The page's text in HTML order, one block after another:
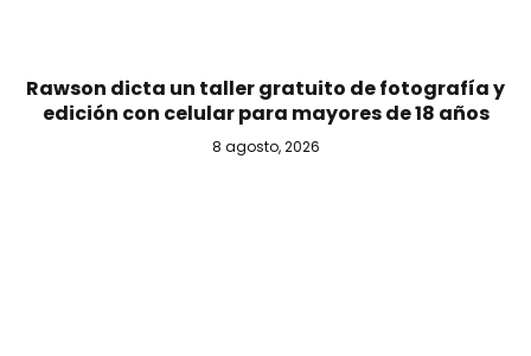
Rawson dicta un taller gratuito de fotografía y
edición con celular para mayores de 18 años
8 agosto, 2026